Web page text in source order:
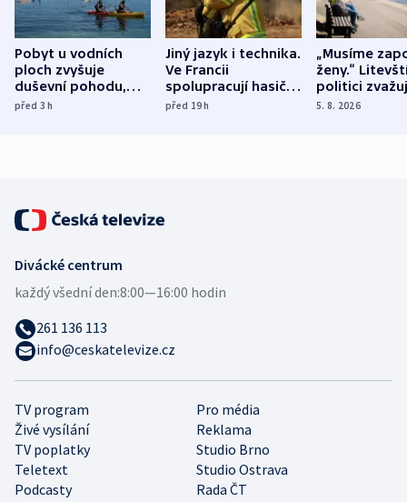
Pobyt u vodních
ploch zvyšuje
duševní pohodu,
ukázala
před 3h
Jiný jazyk i technika.
Ve Francii
spolupracují hasiči z
různých zemí
před 19h
„Musíme
ženy.“
politici
dohodu o
5. 8. 2026
TV program
Pro média
Živé vysílání
Reklama
TV poplatky
Studio Brno
Teletext
Studio Ostrava
Podcasty
Rada ČT
Divácké centrum
každý všední den:8:00—16:00 hodin
261 136 113
info@ceskatelevize.cz